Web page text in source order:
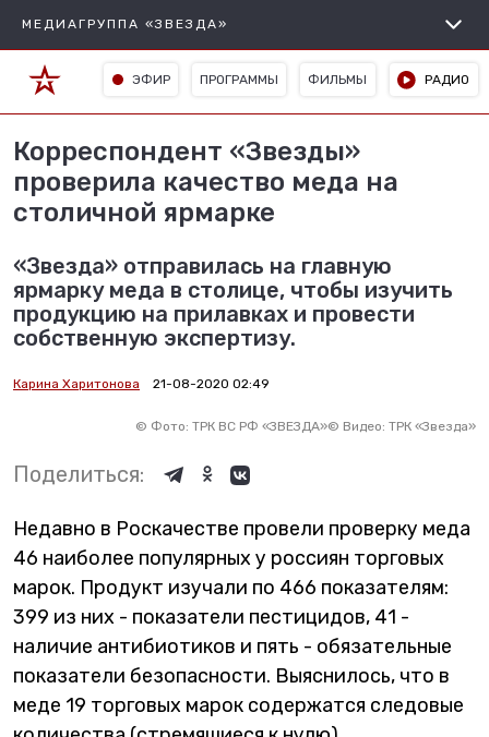
МЕДИАГРУППА «ЗВЕЗДА»
ЭФИР ПРОГРАММЫ ФИЛЬМЫ РАДИО
Корреспондент «Звезды»
проверила качество меда на
столичной ярмарке
«Звезда» отправилась на главную
ярмарку меда в столице, чтобы изучить
продукцию на прилавках и провести
собственную экспертизу.
Карина Харитонова 21-08-2020 02:49
© Фото: ТРК ВС РФ «ЗВЕЗДА»© Видео: ТРК «Звезда»
Поделиться:
Недавно в Роскачестве провели проверку меда
46 наиболее популярных у россиян торговых
марок. Продукт изучали по 466 показателям:
399 из них - показатели пестицидов, 41 -
наличие антибиотиков и пять - обязательные
показатели безопасности. Выяснилось, что в
меде 19 торговых марок содержатся следовые